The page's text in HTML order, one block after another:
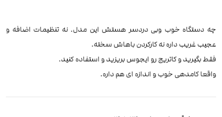
چه دستگاه خوب‌ و‌بی دردسر هستش این مدل. نه تنظیمات اضافه و
عجیب غریب داره نه کارکردن باهاش سخته.
فقط بگیرید و کاتریج رو ایجوس بریزید و استفاده کنید.
واقعا کامدهی خوب و اندازه ای هم داره.